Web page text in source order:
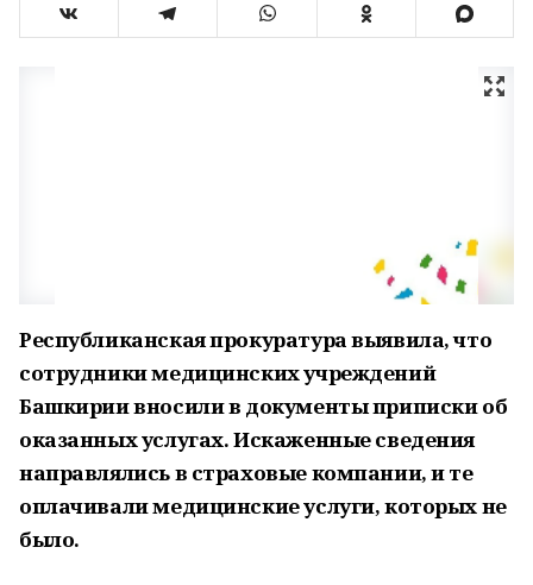
Республиканская прокуратура выявила, что
сотрудники медицинских учреждений
Башкирии вносили в документы приписки об
оказанных услугах. Искаженные сведения
направлялись в страховые компании, и те
оплачивали медицинские услуги, которых не
было.